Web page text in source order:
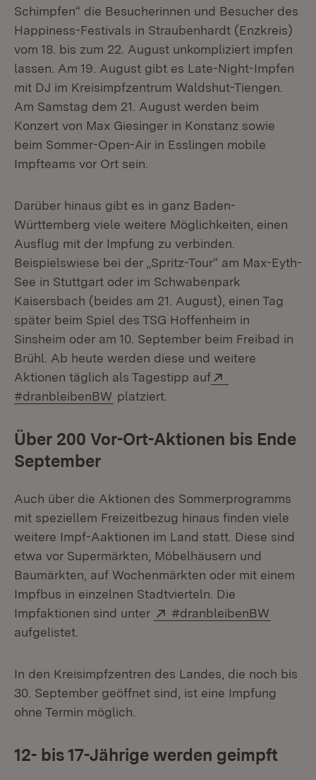
Schimpfen“ die Besucherinnen und Besucher des
Happiness-Festivals in Straubenhardt (Enzkreis)
vom 18. bis zum 22. August unkompliziert impfen
lassen. Am 19. August gibt es Late-Night-Impfen
mit DJ im Kreisimpfzentrum Waldshut-Tiengen.
Am Samstag dem 21. August werden beim
Konzert von Max Giesinger in Konstanz sowie
beim Sommer-Open-Air in Esslingen mobile
Impfteams vor Ort sein.
Darüber hinaus gibt es in ganz Baden-
Württemberg viele weitere Möglichkeiten, einen
Ausflug mit der Impfung zu verbinden.
Beispielswiese bei der „Spritz-Tour“ am Max-Eyth-
See in Stuttgart oder im Schwabenpark
Kaisersbach (beides am 21. August), einen Tag
später beim Spiel des TSG Hoffenheim in
Sinsheim oder am 10. September beim Freibad in
Brühl. Ab heute werden diese und weitere
Aktionen täglich als Tagestipp auf
#dranbleibenBW (Öffnet in neuem Fenster)
platziert.
Über 200 Vor-Ort-Aktionen bis Ende
September
Auch über die Aktionen des Sommerprogramms
mit speziellem Freizeitbezug hinaus finden viele
weitere Impf-Aaktionen im Land statt. Diese sind
etwa vor Supermärkten, Möbelhäusern und
Baumärkten, auf Wochenmärkten oder mit einem
Impfbus in einzelnen Stadtvierteln. Die
Impfaktionen sind unter
Extern:
#dranbleibenBW
aufgelistet.
In den Kreisimpfzentren des Landes, die noch bis
30. September geöffnet sind, ist eine Impfung
ohne Termin möglich.
12- bis 17-Jährige werden geimpft